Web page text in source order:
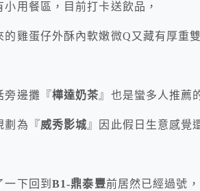
小用餐區，目前打卡送飲品，
的雞蛋仔外酥內軟嫩微Q又藏有厚重
旁邊攤『樺達奶茶 』也是蠻多人推薦
劃為『威秀影城 』因此假日生意感覺
一下回到 B1-鼎泰豐前居然已經過號，